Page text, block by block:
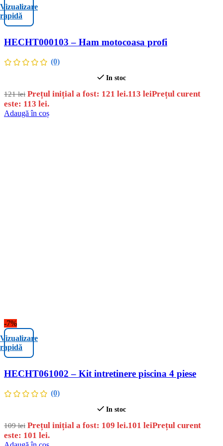
Vizualizare
rapidă
HECHT000103 – Ham motocoasa profi
(0)
In stoc
121lei Prețul inițial a fost: 121 lei.113 leiPrețul curent
este: 113 lei.
Adaugă în coș
-7%
Vizualizare
rapidă
HECHT061002 – Kit intretinere piscina 4 piese
(0)
In stoc
109lei Prețul inițial a fost: 109 lei.101 leiPrețul curent
este: 101 lei.